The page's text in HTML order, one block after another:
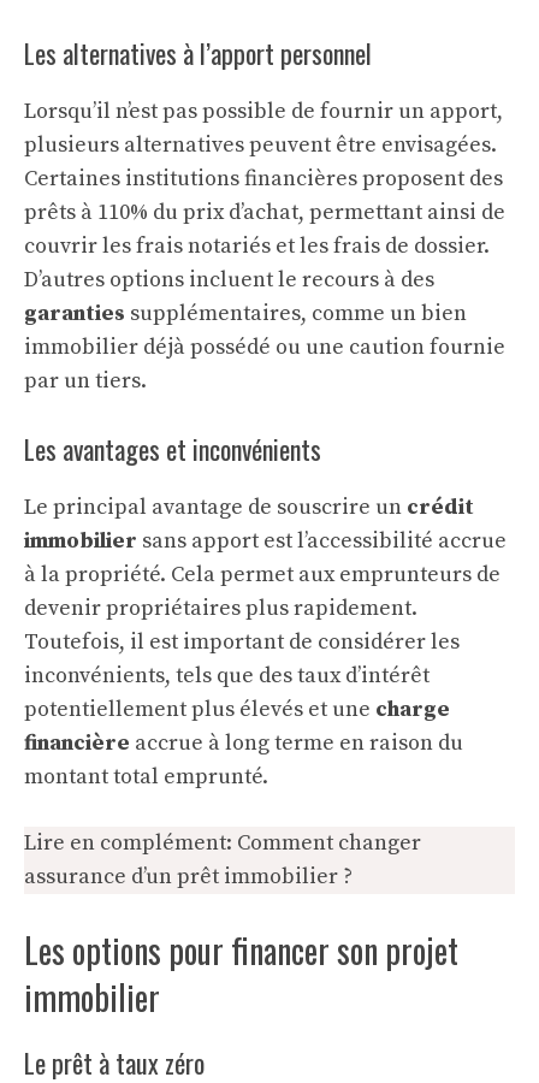
Les alternatives à l’apport personnel
Lorsqu’il n’est pas possible de fournir un apport,
plusieurs alternatives peuvent être envisagées.
Certaines institutions financières proposent des
prêts à 110% du prix d’achat, permettant ainsi de
couvrir les frais notariés et les frais de dossier.
D’autres options incluent le recours à des
garanties supplémentaires, comme un bien
immobilier déjà possédé ou une caution fournie
par un tiers.
Les avantages et inconvénients
Le principal avantage de souscrire un crédit
immobilier sans apport est l’accessibilité accrue
à la propriété. Cela permet aux emprunteurs de
devenir propriétaires plus rapidement.
Toutefois, il est important de considérer les
inconvénients, tels que des taux d’intérêt
potentiellement plus élevés et une charge
financière accrue à long terme en raison du
montant total emprunté.
Lire en complément: Comment changer
assurance d’un prêt immobilier ?
Les options pour financer son projet
immobilier
Le prêt à taux zéro